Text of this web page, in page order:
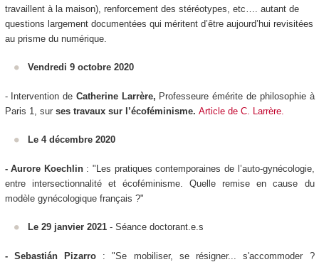
travaillent à la maison), renforcement des stéréotypes, etc…. autant de
questions largement documentées qui méritent d’être aujourd’hui revisitées
au prisme du numérique.
Vendredi 9 octobre 2020
- Intervention de Catherine Larrère, Professeure émérite de philosophie à
Paris 1, surses travaux sur l’écoféminisme. Article de C. Larrère.
Le 4 décembre 2020
- Aurore Koechlin : "Les pratiques contemporaines de l’auto-gynécologie,
entre intersectionnalité et écoféminisme. Quelle remise en cause du
modèle gynécologique français ?"
Le 29 janvier 2021 - Séance doctorant.e.s
- Sebastián Pizarro: "Se mobiliser, se résigner... s'accommoder ?